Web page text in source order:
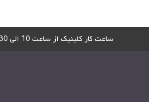
ساعت کار کلینیک از ساعت 10 الی 15:30 شنبه تا چهارشنبه